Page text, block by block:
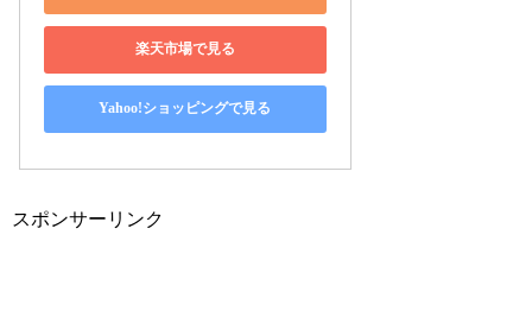
楽天市場で見る
Yahoo!ショッピングで見る
スポンサーリンク